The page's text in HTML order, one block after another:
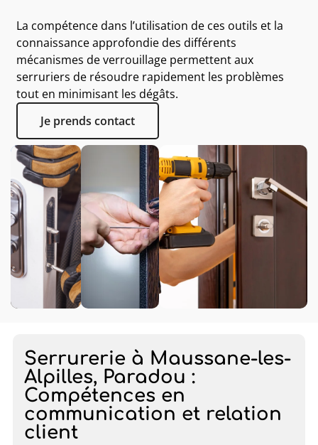
La compétence dans l’utilisation de ces outils et la
connaissance approfondie des différents
mécanismes de verrouillage permettent aux
serruriers de résoudre rapidement les problèmes
tout en minimisant les dégâts.
Je prends contact
Serrurerie à Maussane-les-
Alpilles, Paradou :
Compétences en
communication et relation
client